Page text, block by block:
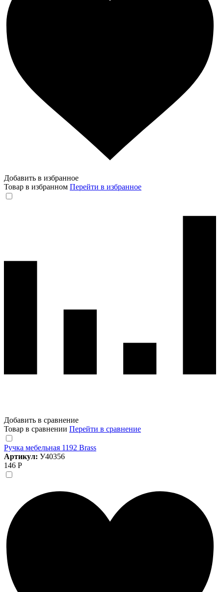
Добавить в избранное
Товар в избранном Перейти в избранное
Добавить в сравнение
Товар в сравнении Перейти в сравнение
Ручка мебельная 1192 Brass
Артикул: У40356
146 Р